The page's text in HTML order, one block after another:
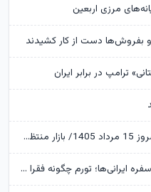
مرزی اربعین
بفروش‌ها دست از کار کشیدند
ترامپ در برابر ایران
پیش‌بینی قیمت طلا، دلار و سکه امروز 15 مرداد 1405/ بازار منتظر مذاکرات تنگه هرمز
گزارش تکان‌ دهنده بانک مرکزی از سفره ایرانی‌ها؛ تورم چگونه فقرا را فقیرتر کرد؟